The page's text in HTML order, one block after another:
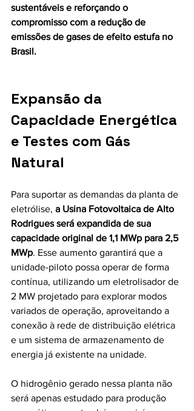
sustentáveis e reforçando o
compromisso com a redução de
emissões de gases de efeito estufa no
Brasil.
Expansão da
Capacidade Energética
e Testes com Gás
Natural
Para suportar as demandas da planta de
eletrólise, a Usina Fotovoltaica de Alto
Rodrigues será expandida de sua
capacidade original de 1,1 MWp para 2,5
MWp. Esse aumento garantirá que a
unidade-piloto possa operar de forma
contínua, utilizando um eletrolisador de
2 MW projetado para explorar modos
variados de operação, aproveitando a
conexão à rede de distribuição elétrica
e um sistema de armazenamento de
energia já existente na unidade.
O hidrogênio gerado nessa planta não
será apenas estudado para produção